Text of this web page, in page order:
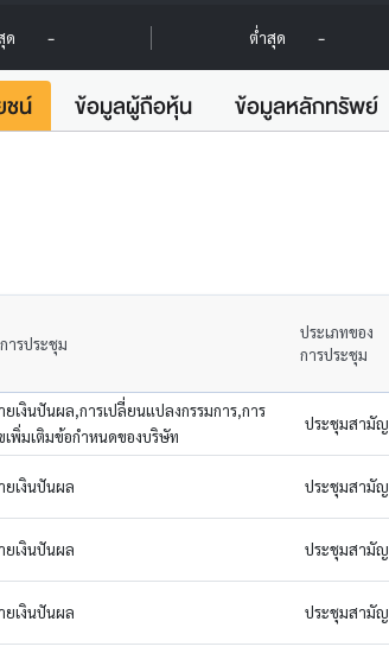
ด - ต่ำสุด -
ชน์ ข้อมูลผู้ถือหุ้น ข้อมูลหลักทรัพย์
ารประชุม
ประเภทของ
การประชุม
ยเงินปันผล,การเปลี่ยนแปลงกรรมการ,การ
เพิ่มเติมข้อกำหนดของบริษัท
ประชุมสามัญ
ยเงินปันผล ประชุมสามัญ
ยเงินปันผล ประชุมสามัญ
ยเงินปันผล ประชุมสามัญ